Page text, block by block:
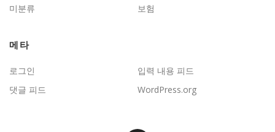
미분류 보험
메타
로그인
입력 내용 피드
댓글 피드
WordPress.org